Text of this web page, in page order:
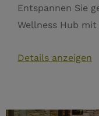
Entspannen Sie
Wellness Hub
Details anzeigen